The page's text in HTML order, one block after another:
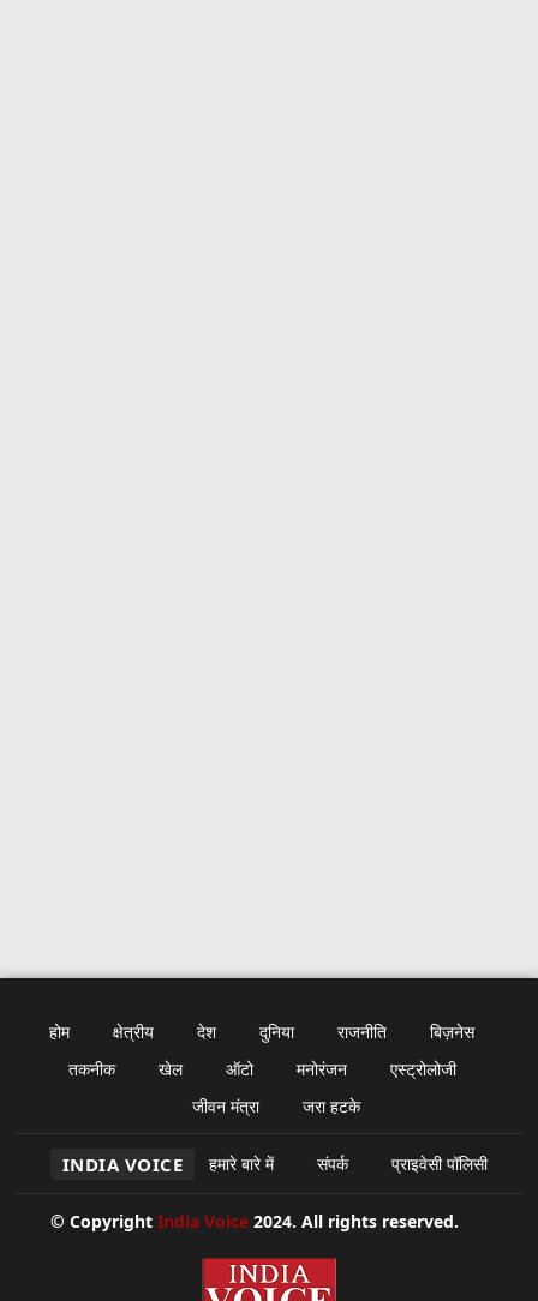
होम क्षेत्रीय देश दुनिया राजनीति
बिज़नेस
तकनीक
खेल ऑटो मनोरंजन
एस्ट्रोलोजी
जीवन मंत्रा
जरा हटके
INDIA VOICE हमारे बारे में संपर्क प्राइवेसी पॉलिसी
© Copyright India Voice 2024. All rights reserved.